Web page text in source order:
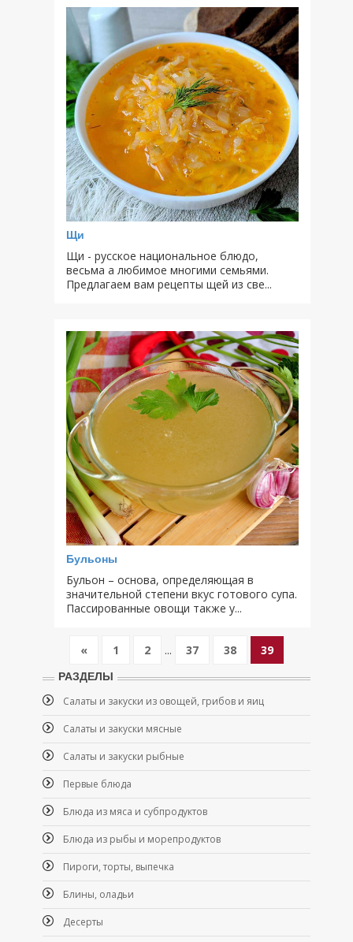
Щи
Щи - русское национальное блюдо,
весьма а любимое многими семьями.
Предлагаем вам рецепты щей из све...
Бульоны
Бульон – основа, определяющая в
значительной степени вкус готового супа.
Пассированные овощи также у...
« 1 2 ... 37 38 39
РАЗДЕЛЫ
Салаты и закуски из овощей, грибов и яиц
Салаты и закуски мясные
Салаты и закуски рыбные
Первые блюда
Блюда из мяса и субпродуктов
Блюда из рыбы и морепродуктов
Пироги, торты, выпечка
Блины, оладьи
Десерты